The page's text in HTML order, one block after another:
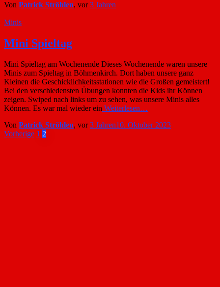
Von Patrick Ströhlen, vor3 Jahren
Minis
Mini Spieltag
Mini Spieltag am Wochenende Dieses Wochenende waren unsere
Minis zum Spieltag in Böhmenkirch. Dort haben unsere ganz
Kleinen die Geschicklichkeitsstationen wie die Großen gemeistert!
Bei den verschiedensten Übungen konnten die Kids ihr Können
zeigen. Swiped nach links um zu sehen, was unsere Minis alles
Können. Es war mal wieder ein Weiterlesen…
Von Patrick Ströhlen, vor3 Jahren10. Oktober 2023
Seitennummerierung
Vorherige 1 2